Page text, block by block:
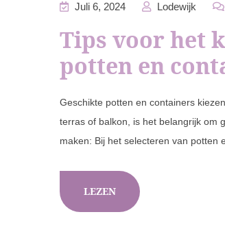
Juli 6, 2024 Lodewijk
Tips voor het
potten en
Geschikte potten en containers
terras of balkon, is het belangrijk om
maken: Bij het selecteren van
LEZEN